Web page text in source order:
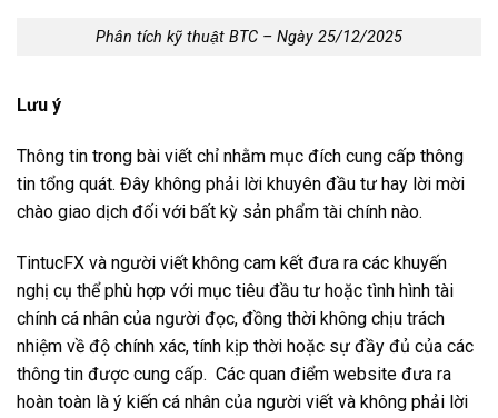
Phân tích kỹ thuật BTC – Ngày 25/12/2025
Lưu ý
Thông tin trong bài viết chỉ nhằm mục đích cung cấp thông
tin tổng quát. Đây không phải lời khuyên đầu tư hay lời mời
chào giao dịch đối với bất kỳ sản phẩm tài chính nào.
TintucFX và người viết không cam kết đưa ra các khuyến
nghị cụ thể phù hợp với mục tiêu đầu tư hoặc tình hình tài
chính cá nhân của người đọc, đồng thời không chịu trách
nhiệm về độ chính xác, tính kịp thời hoặc sự đầy đủ của các
thông tin được cung cấp. Các quan điểm website đưa ra
hoàn toàn là ý kiến cá nhân của người viết và không phải lời